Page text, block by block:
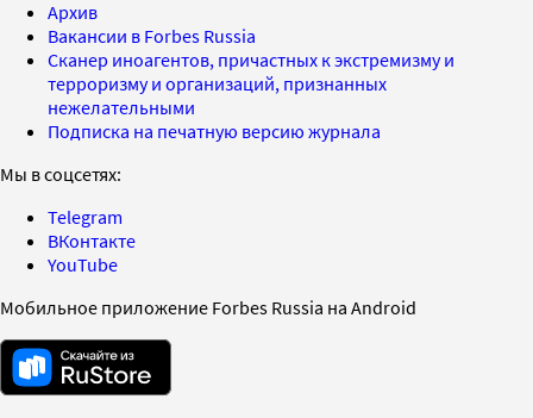
Архив
Вакансии в Forbes Russia
Сканер иноагентов, причастных к экстремизму и
терроризму и организаций, признанных
нежелательными
Подписка на печатную версию журнала
Мы в соцсетях:
Telegram
ВКонтакте
YouTube
Мобильное приложение Forbes Russia на Android